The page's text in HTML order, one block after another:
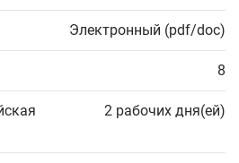
Электронный (pdf/doc)
8
2 рабочих дня(ей)